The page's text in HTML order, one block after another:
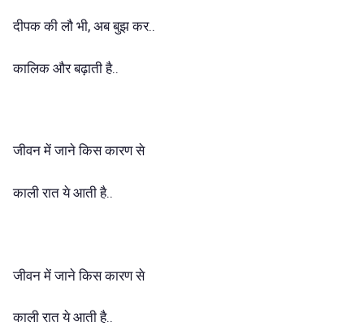
दीपक की लौ भी, अब बुझ कर..
कालिक औरबढ़ाती है..
जीवन में जाने किस कारण से
काली रात ये आती है..
जीवन में जाने किस कारण से
काली रात ये आती है..